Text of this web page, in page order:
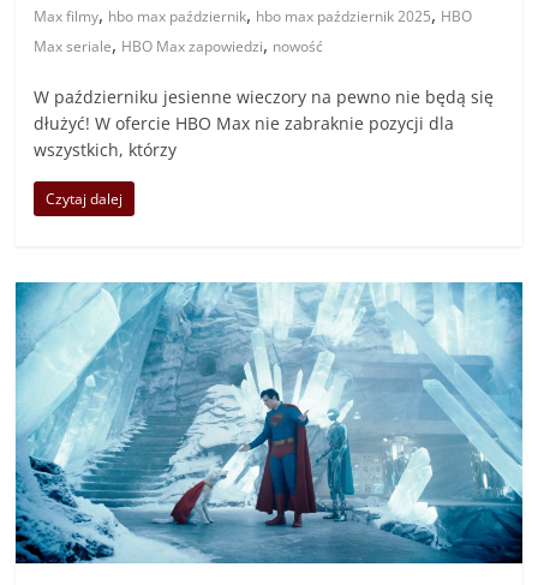
Max filmy, hbo max październik, hbo max październik 2025, HBO
Max seriale, HBO Max zapowiedzi, nowość
W październiku jesienne wieczory na pewno nie będą się
dłużyć! W ofercie HBO Max nie zabraknie pozycji dla
wszystkich, którzy
Czytaj dalej